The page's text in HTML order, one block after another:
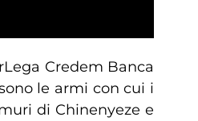
Credem Banca
le armi con cui i
di Chinenyeze e